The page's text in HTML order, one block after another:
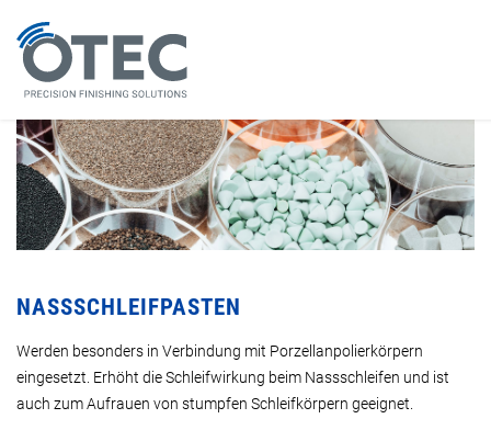
NASSSCHLEIFPASTEN
Werden besonders in Verbindung mit Porzellanpolierkörpern
eingesetzt. Erhöht die Schleifwirkung beim Nassschleifen und ist
auch zum Aufrauen von stumpfen Schleifkörpern geeignet.